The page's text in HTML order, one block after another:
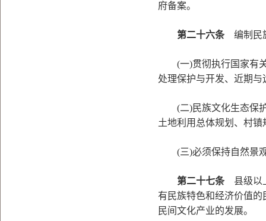
府备案。
第二十六条编制民
(一)贯彻执行国家有关
处理保护与开发、近期
(二)民族文化生态保护
土地利用总体规划、村镇
(三)必须保持自然景观
第二十七条县级以
有民族特色和经济价值
民间文化产业的发展。